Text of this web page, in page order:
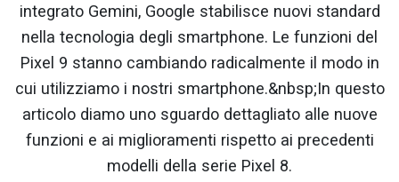
integrato Gemini, Google stabilisce nuovi standard
nella tecnologia degli smartphone. Le funzioni del
Pixel 9 stanno cambiando radicalmente il modo in
cui utilizziamo i nostri smartphone.&nbsp;In questo
articolo diamo uno sguardo dettagliato alle nuove
funzioni e ai miglioramenti rispetto ai precedenti
modelli della serie Pixel 8.